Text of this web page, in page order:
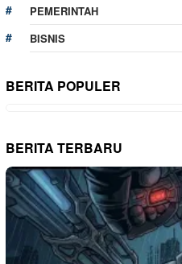
PEMERINTAH
BISNIS
BERITA POPULER
BERITA TERBARU